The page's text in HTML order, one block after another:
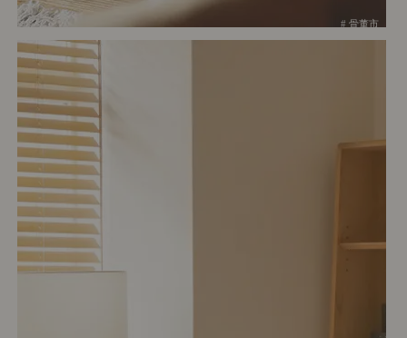
# 骨董市